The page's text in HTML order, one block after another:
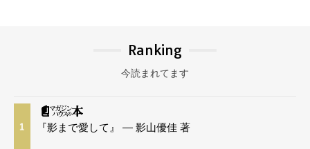
Ranking
今読まれてます
1 『影まで愛して』 — 影山優佳 著